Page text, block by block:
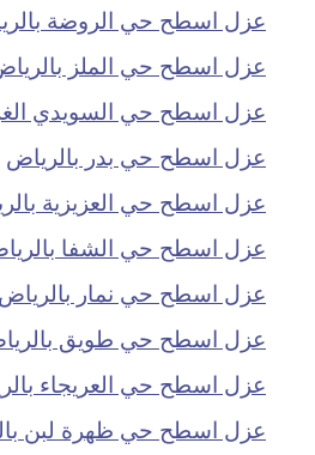
عزل اسطح حي الروضة
عزل اسطح حي الملز
عزل اسطح حي السويدي
عزل اسطح حي بدر بالرياض
عزل اسطح حي العزيزية
عزل اسطح حي الشفا
عزل اسطح حي نمار بالرياض
عزل اسطح حي طويق
عزل اسطح حي العريجاء
عزل اسطح حي ظهرة لبن